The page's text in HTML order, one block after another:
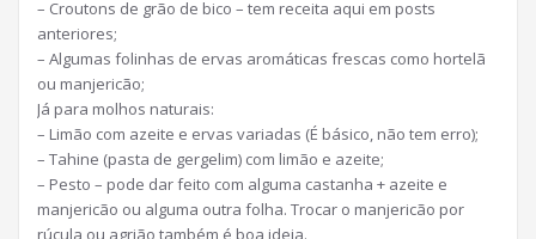
– Croutons de grão de bico – tem receita aqui em posts
anteriores;
– Algumas folinhas de ervas aromáticas frescas como hortelã
ou manjericão;
Já para molhos naturais:
– Limão com azeite e ervas variadas (É básico, não tem erro);
– Tahine (pasta de gergelim) com limão e azeite;
– Pesto – pode dar feito com alguma castanha + azeite e
manjericão ou alguma outra folha. Trocar o manjericão por
rúcula ou agrião também é boa ideia.